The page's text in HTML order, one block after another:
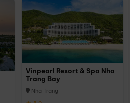
Vinpearl Resort & Spa Nha
Trang Bay
Nha Trang